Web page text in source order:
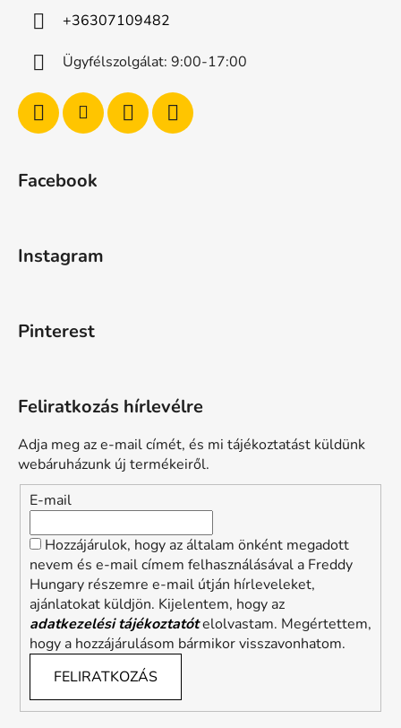
+36307109482
Ügyfélszolgálat: 9:00-17:00
Facebook
Instagram
Pinterest
Feliratkozás hírlevélre
Adja meg az e-mail címét, és mi tájékoztatást küldünk
webáruházunk új termékeiről.
E-mail
Hozzájárulok, hogy az általam önként megadott
nevem és e-mail címem felhasználásával a Freddy
Hungary részemre e-mail útján hírleveleket,
ajánlatokat küldjön. Kijelentem, hogy az
adatkezelési tájékoztatótelolvastam. Megértettem,
hogy a hozzájárulásom bármikor visszavonhatom.
FELIRATKOZÁS